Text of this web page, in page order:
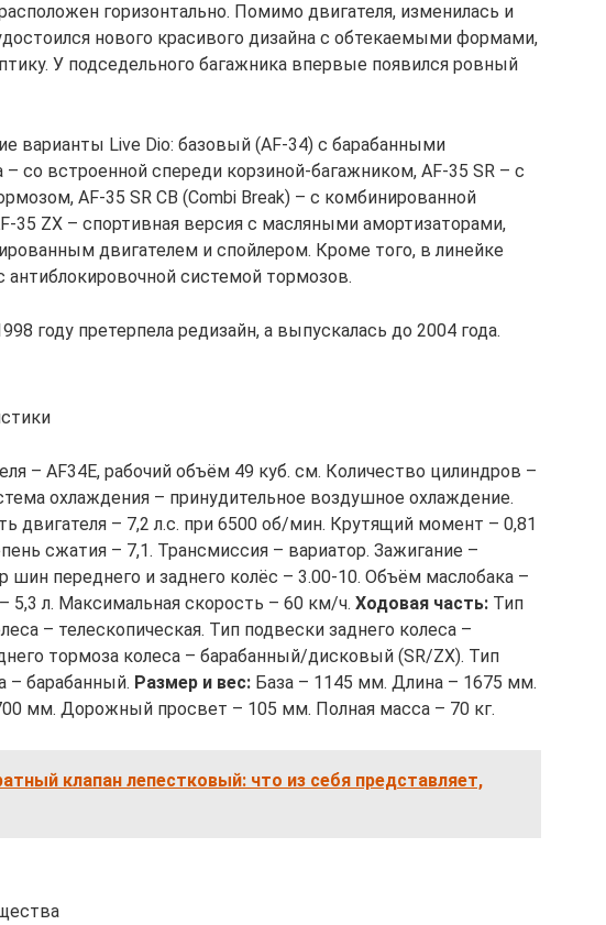
горизонтально. Помимо двигателя, изменилась и
нового красивого дизайна с обтекаемыми формами,
У подседельного багажника впервые появился ровный
варианты Live Dio: базовый (AF-34) с барабанными
со встроенной спереди корзиной-багажником, AF-35 SR – с
AF-35 SR CB (Combi Break) – с комбинированной
35 ZX – спортивная версия с масляными амортизаторами,
двигателем и спойлером. Кроме того, в линейке
антиблокировочной системой тормозов.
году претерпела редизайн, а выпускалась до 2004 года.
– AF34E, рабочий объём 49 куб. см. Количество цилиндров –
охлаждения – принудительное воздушное охлаждение.
двигателя – 7,2 л.с. при 6500 об/мин. Крутящий момент – 0,81
сжатия – 7,1. Трансмиссия – вариатор. Зажигание –
шин переднего и заднего колёс – 3.00-10. Объём маслобака –
5,3 л. Максимальная скорость – 60 км/ч. Ходовая часть: Тип
– телескопическая. Тип подвески заднего колеса –
тормоза колеса – барабанный/дисковый (SR/ZX). Тип
– барабанный. Размер и вес: База – 1145 мм. Длина – 1675 мм.
мм. Дорожный просвет – 105 мм. Полная масса – 70 кг.
клапан лепестковый: что из себя представляет,